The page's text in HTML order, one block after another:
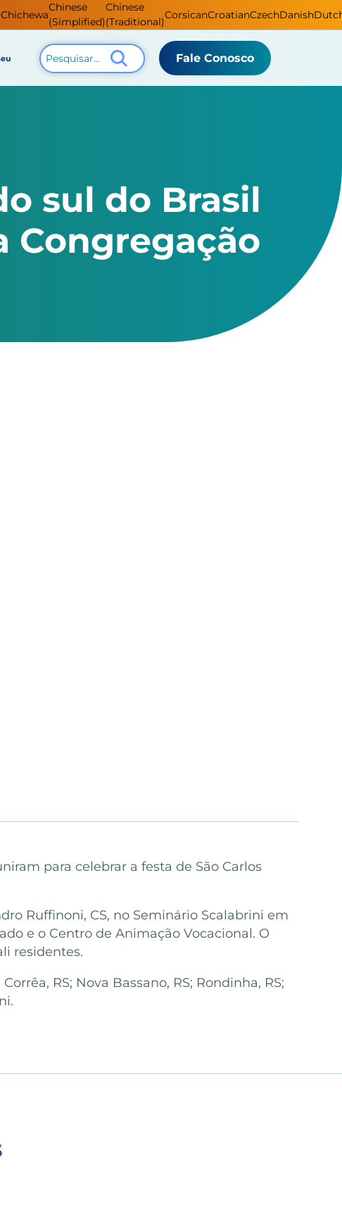
Chichewa
Chinese
(Simplified)
Chinese
(Traditional)
CorsicanCroatianCzechDanish
Fale Conosco
sul do Brasil
Congregação
para celebrar a festa de São Carlos
Ruffinoni, CS, no Seminário Scalabrini em
e o Centro de Animação Vocacional. O
residentes.
RS; Nova Bassano, RS; Rondinha, RS;